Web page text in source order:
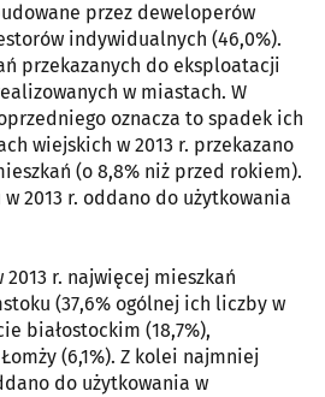
przez deweloperów
indywidualnych (46,0%).
przekazanych do eksploatacji
w miastach. W
oznacza to spadek ich
wiejskich w 2013 r. przekazano
(o 8,8% niż przed rokiem).
2013 r. oddano do użytkowania
2013 r. najwięcej mieszkań
(37,6% ogólnej ich liczby w
białostockim (18,7%),
(6,1%). Z kolei najmniej
do użytkowania w